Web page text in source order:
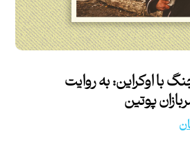
با اوکراین: به روایت
پوتین